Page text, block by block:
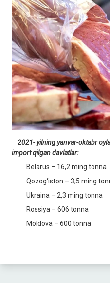
2021-yilning yanvar-oktabr
import qilgan davlatlar:
Belarus – 16,2 ming tonna
Qozog‘iston – 3,5 ming
Ukraina – 2,3 ming tonna
Rossiya – 606 tonna
Moldova – 600 tonna